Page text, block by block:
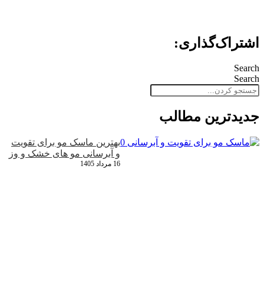
اشتراک‌گذاری:
Search
Search
جدید‌ترین مطالب
بهترین ماسک مو برای تقویت
و آبرسانی مو های خشک و وز
16 مرداد 1405